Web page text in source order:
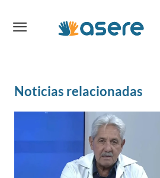
Noticias relacionadas